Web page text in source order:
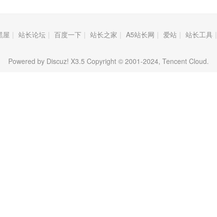
屋 | 站长论坛 | 百度一下 | 站长之家 | A5站长网 | 爱站 | 站长工具 |
Powered by Discuz! X3.5 Copyright © 2001-2024, Tencent Cloud.